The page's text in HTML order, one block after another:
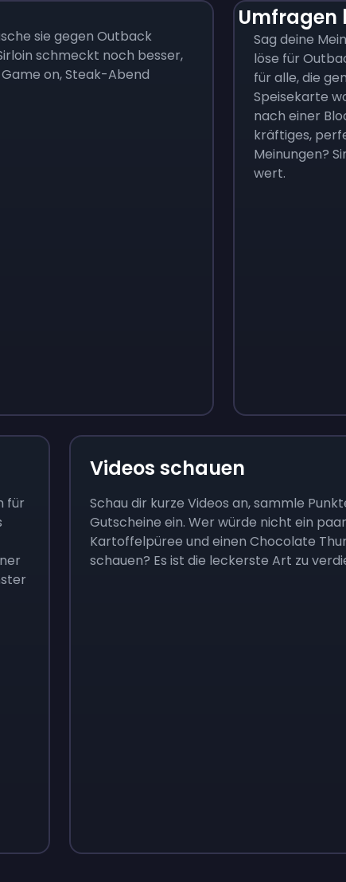
sie gegen Outback
schmeckt noch besser,
on, Steak-Abend
Umfragen
Sag deine
löse für
für alle, die
Speisekarte
nach einer
kräftiges,
Meinungen?
wert.
für
Videos schauen
Schau dir kurze Videos an, sammle
Gutscheine ein. Wer würde nicht ein
Kartoffelpüree und einen Chocolate
schauen? Es ist die leckerste Art zu